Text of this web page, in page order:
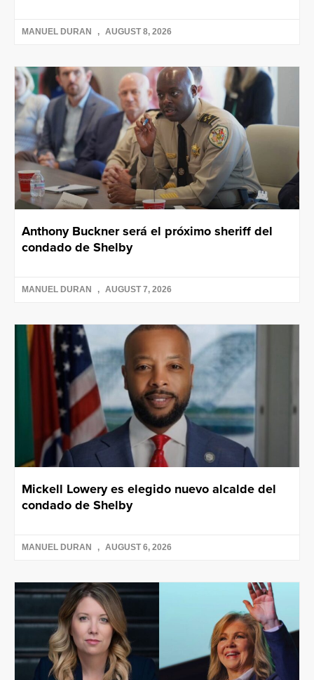
MANUEL DURAN AUGUST 8, 2026
Anthony Buckner será el próximo sheriff del
condado de Shelby
MANUEL DURAN AUGUST 7, 2026
Mickell Lowery es elegido nuevo alcalde del
condado de Shelby
MANUEL DURAN AUGUST 6, 2026